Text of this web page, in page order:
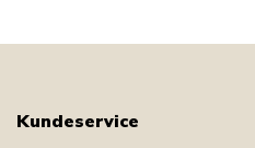
Kundeservice